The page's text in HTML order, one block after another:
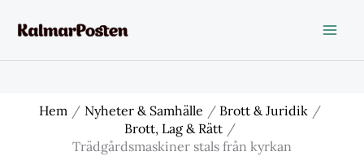
Hem Nyheter & Samhälle
Brott & Juridik
Brott, Lag & Rätt
Trädgårdsmaskiner stals från kyrkan